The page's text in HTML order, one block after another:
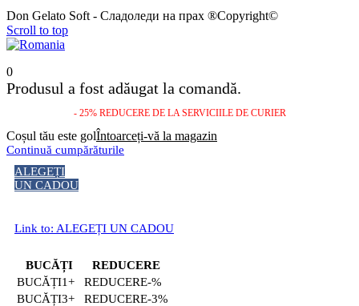
Don Gelato Soft - Сладоледи на прах ®Copyright©
Scroll to top
0
Produsul a fost adăugat la comandă.
- 25% REDUCERE DE LA SERVICIILE DE CURIER
Coșul tău este golÎntoarceți-vă la magazin
Continuă cumpărăturile
ALEGEȚI
UN CADOU
Link to: ALEGEȚI UN CADOU
BUCĂȚI
REDUCERE
1+
-%
3+
-3%